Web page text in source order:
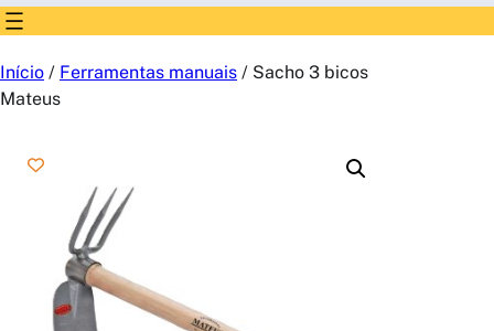
r
c
Início / Ferramentas manuais / Sacho 3 bicos
Mateus